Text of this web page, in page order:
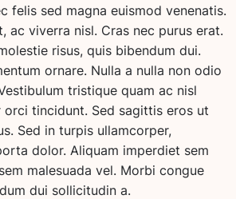
felis sed magna euismod venenatis.
ac viverra nisl. Cras nec purus erat.
risus, quis bibendum dui.
ornare. Nulla a nulla non odio
tristique quam ac nisl
orci tincidunt. Sed sagittis eros ut
Sed in turpis ullamcorper,
dolor. Aliquam imperdiet sem
malesuada vel. Morbi congue
dui sollicitudin a.